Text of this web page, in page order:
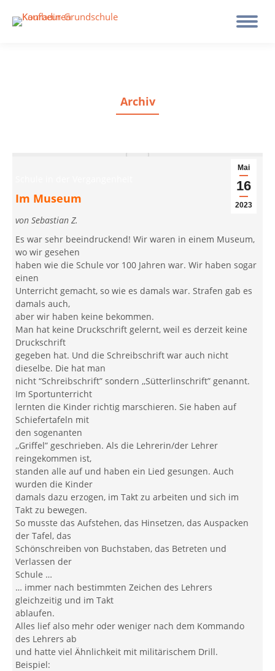
Archiv
Mai
16
2023
Im Museum
von Sebastian Z.
Es war sehr beeindruckend! Wir waren in einem Museum,
wo wir gesehen
haben wie die Schule vor 100 Jahren war. Wir haben sogar
einen
Unterricht gemacht, so wie es damals war. Strafen gab es
damals auch,
aber wir haben keine bekommen.
Man hat keine Druckschrift gelernt, weil es derzeit keine
Druckschrift
gegeben hat. Und die Schreibschrift war auch nicht
dieselbe. Die hat man
nicht “Schreibschrift” sondern ,,Sütterlinschrift” genannt.
Im Sportunterricht
lernten die Kinder richtig marschieren. Sie haben auf
Schiefertafeln mit
den sogenanten
,,Griffel” geschrieben. Als die Lehrerin/der Lehrer
reingekommen ist,
standen alle auf und haben ein Lied gesungen. Auch
wurden die Kinder
damals dazu erzogen, im Takt zu arbeiten und sich im
Takt zu bewegen.
So musste das Aufstehen, das Hinsetzen, das Auspacken
der Tafel, das
Schönschreiben von Buchstaben, das Betreten und
Verlassen der
Schule …
… immer nach bestimmten Zeichen des Lehrers
gleichzeitig und im Takt
ablaufen.
Alles lief also mehr oder weniger nach dem Kommando
des Lehrers ab
und hatte viel Ähnlichkeit mit militärischem Drill.
Beispiel: